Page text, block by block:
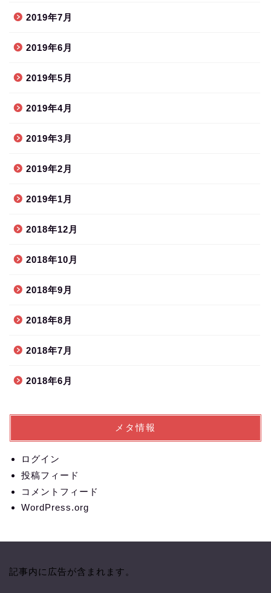
2019年7月
2019年6月
2019年5月
2019年4月
2019年3月
2019年2月
2019年1月
2018年12月
2018年10月
2018年9月
2018年8月
2018年7月
2018年6月
メタ情報
ログイン
投稿フィード
コメントフィード
WordPress.org
記事内に広告が含まれます。